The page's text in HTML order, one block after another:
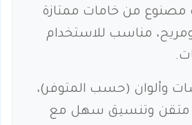
مصنوع من خامات ممتازة
مناسب للاستخدام
وألوان (حسب المتوفر)،
متقن وتنسيق سهل مع